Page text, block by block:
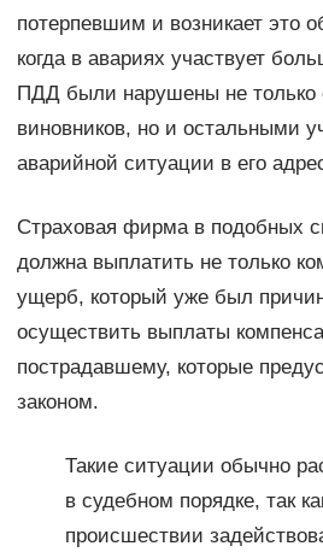
потерпевшим и возникает это
когда в авариях участвует
ПДД были нарушены не только
виновников, но и остальными
аварийной ситуации в его
Страховая фирма в подобных
должна выплатить не только
ущерб, который уже был
осуществить выплаты
пострадавшему, которые
законом.
Такие ситуации обычно
в судебном порядке, так
происшествии